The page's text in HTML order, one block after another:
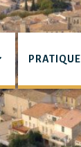
PRATIQUE